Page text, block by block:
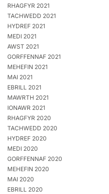
RHAGFYR 2021
TACHWEDD 2021
HYDREF 2021
MEDI 2021
AWST 2021
GORFFENNAF 2021
MEHEFIN 2021
MAI 2021
EBRILL 2021
MAWRTH 2021
IONAWR 2021
RHAGFYR 2020
TACHWEDD 2020
HYDREF 2020
MEDI 2020
GORFFENNAF 2020
MEHEFIN 2020
MAI 2020
EBRILL 2020